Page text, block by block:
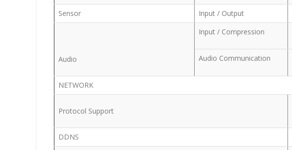
Sensor
Input / Output
Audio
Input / Compression
Audio Communication
NETWORK
Protocol Support
DDNS